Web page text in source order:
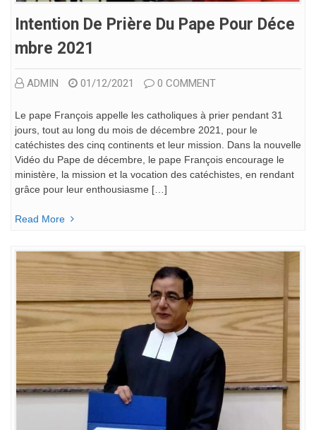
Intention De Prière Du Pape Pour Déce
Mbre 2021
ADMIN 01/12/2021 0 COMMENT
Le pape François appelle les catholiques à prier pendant 31
jours, tout au long du mois de décembre 2021, pour le
catéchistes des cinq continents et leur mission. Dans la nouvelle
Vidéo du Pape de décembre, le pape François encourage le
ministère, la mission et la vocation des catéchistes, en rendant
grâce pour leur enthousiasme […]
Read More